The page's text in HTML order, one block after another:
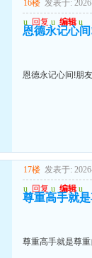
16楼 发表于:
u 回复 u 编辑 u
恩德永记心
恩德永记心间!朋
17楼 发表于:
u 回复 u 编辑 u
尊重高手就
尊重高手就是尊